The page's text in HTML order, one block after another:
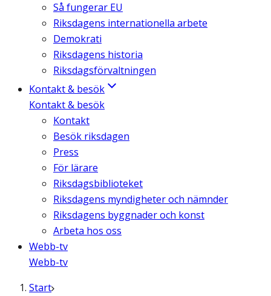
Så fungerar EU
Riksdagens internationella arbete
Demokrati
Riksdagens historia
Riksdagsförvaltningen
Kontakt & besök
Kontakt & besök
Kontakt
Besök riksdagen
Press
För lärare
Riksdagsbiblioteket
Riksdagens myndigheter och nämnder
Riksdagens byggnader och konst
Arbeta hos oss
Webb-tv
Webb-tv
Start